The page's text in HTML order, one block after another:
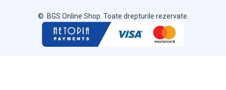
© BGS Online Shop. Toate drepturile rezervate.